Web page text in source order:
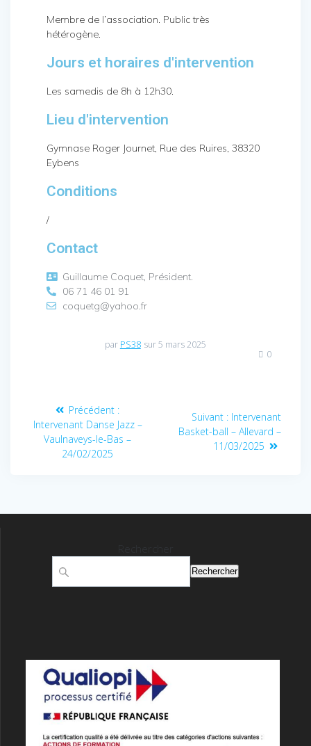
Membre de l’association. Public très
hétérogène.
Jours et horaires d'intervention
Les samedis de 8h à 12h30.
Lieu d'intervention
Gymnase Roger Journet, Rue des Ruires, 38320
Eybens
Conditions
/
Contact
Guillaume Coquet, Président.
06 71 46 01 91
coquetg@yahoo.fr
par PS38 sur 5 mars 2025
0
Précédent :
Intervenant Danse Jazz –
Vaulnaveys-le-Bas –
24/02/2025
Suivant : Intervenant
Basket-ball – Allevard –
11/03/2025
Rechercher